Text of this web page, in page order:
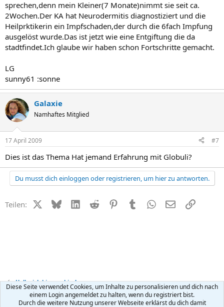
sprechen,denn mein Kleiner(7 Monate)nimmt sie seit ca.
2Wochen.Der KA hat Neurodermitis diagnostiziert und die
Heilprktikerin ein Impfschaden,der durch die 6fach Impfung
ausgelöst wurde.Das ist jetzt wie eine Entgiftung die da
stadtfindet.Ich glaube wir haben schon Fortschritte gemacht.
LG
sunny61 :sonne
Galaxie
Namhaftes Mitglied
17 April 2009 #7
Dies ist das Thema Hat jemand Erfahrung mit Globuli?
Du musst dich einloggen oder registrieren, um hier zu antworten.
Teilen: X (Twitter)
BlueskyLinkedIn
Reddit PinterestTumblr WhatsApp
E-MailLink
Hallo, ich bin neu hier!
Kontakt Nutzungsbedingungen Datenschutz Hilfe
R
Diese Seite verwendet Cookies, um Inhalte zu personalisieren und dich nach
einem Login angemeldet zu halten, wenn du registriert bist.
Durch die weitere Nutzung unserer Webseite erklärst du dich damit